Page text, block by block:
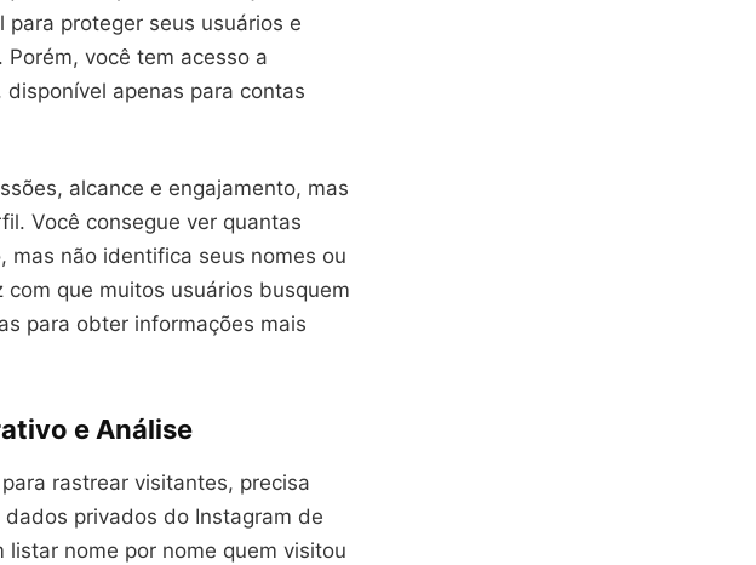
proteger seus usuários e
você tem acesso a
apenas para contas
alcance e engajamento, mas
Você consegue ver quantas
mas não identifica seus nomes ou
que muitos usuários busquem
para obter informações mais
e Análise
rastrear visitantes, precisa
privados do Instagram de
nome por nome quem visitou